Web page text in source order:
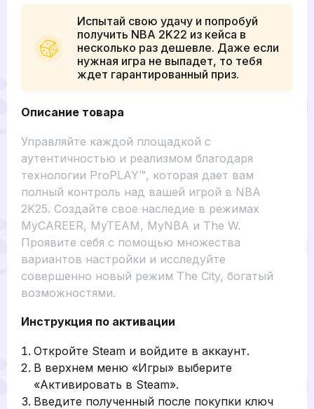
Испытай свою удачу и попробуй
получить NBA 2K22 из кейса в
несколько раз дешевле. Даже если
нужная игра не выпадет, то тебя
ждет гарантированный приз.
Описание товара
Управляйте каждой площадкой с
аутентичностью и реализмом благодаря
технологии ProPLAY™, которая дает вам
полный контроль над вашей игрой в NBA
2K25. Создайте свое наследие в режимах
MyCAREER, MyTEAM, MyNBA и The W.
Проявите себя с помощью множества
вариантов настройки и исследуйте
совершенно новый режим The City, богатый
возможностями.
Инструкция по активации
Откройте Steam и войдите в аккаунт.
В верхнем меню «Игры» выберите
«Активировать в Steam».
Введите полученный после покупки ключ